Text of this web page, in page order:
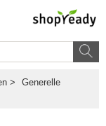
>
Generelle